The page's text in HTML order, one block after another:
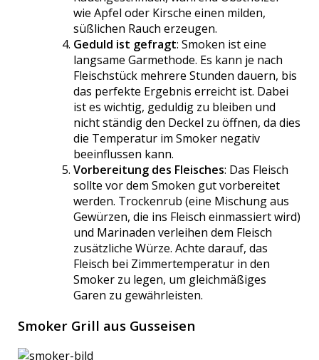
wie Apfel oder Kirsche einen milden,
süßlichen Rauch erzeugen.
Geduld ist gefragt: Smoken ist eine
langsame Garmethode. Es kann je nach
Fleischstück mehrere Stunden dauern, bis
das perfekte Ergebnis erreicht ist. Dabei
ist es wichtig, geduldig zu bleiben und
nicht ständig den Deckel zu öffnen, da dies
die Temperatur im Smoker negativ
beeinflussen kann.
Vorbereitung des Fleisches: Das Fleisch
sollte vor dem Smoken gut vorbereitet
werden. Trockenrub (eine Mischung aus
Gewürzen, die ins Fleisch einmassiert wird)
und Marinaden verleihen dem Fleisch
zusätzliche Würze. Achte darauf, das
Fleisch bei Zimmertemperatur in den
Smoker zu legen, um gleichmäßiges
Garen zu gewährleisten.
Smoker Grill aus Gusseisen